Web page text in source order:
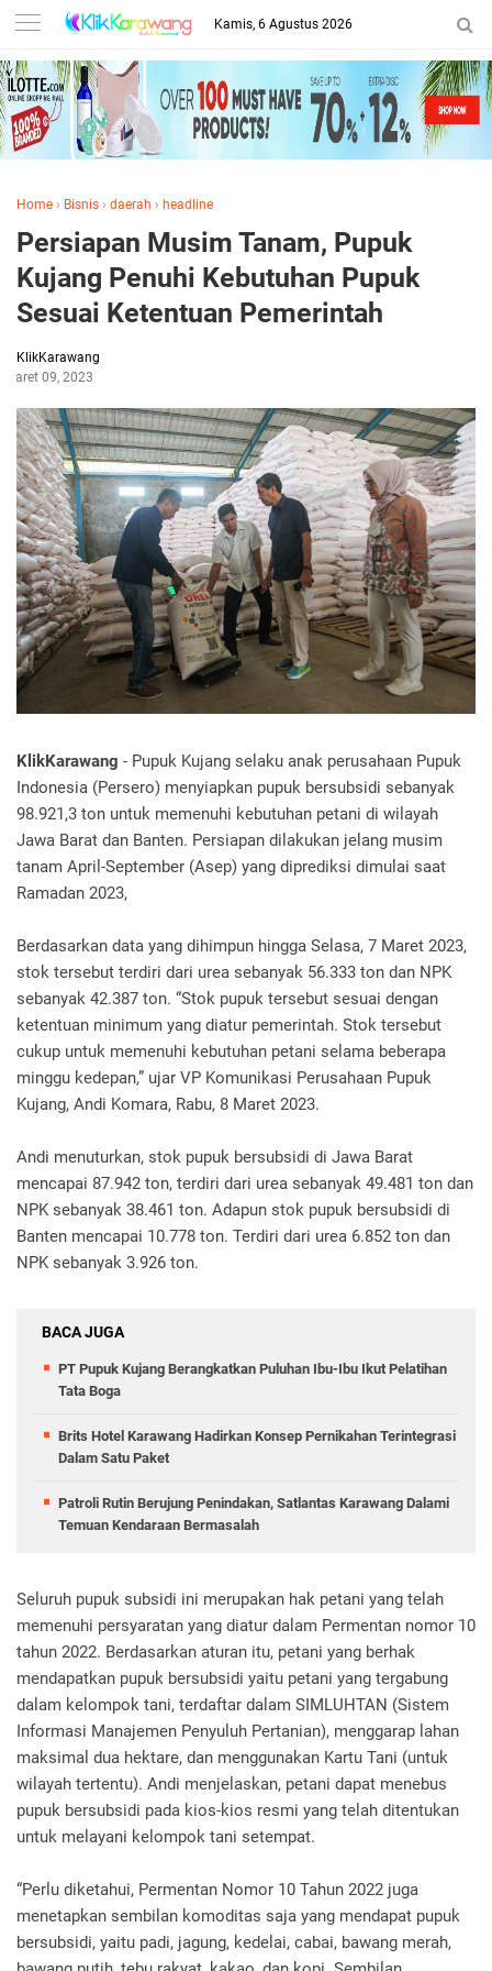
Kamis, 6 Agustus 2026
Home › Bisnis › daerah › headline
Persiapan Musim Tanam, Pupuk
Kujang Penuhi Kebutuhan Pupuk
Sesuai Ketentuan Pemerintah
KlikKarawang
Maret 09, 2023
KlikKarawang - Pupuk Kujang selaku anak perusahaan Pupuk
Indonesia (Persero) menyiapkan pupuk bersubsidi sebanyak
98.921,3 ton untuk memenuhi kebutuhan petani di wilayah
Jawa Barat dan Banten. Persiapan dilakukan jelang musim
tanam April-September (Asep) yang diprediksi dimulai saat
Ramadan 2023,
Berdasarkan data yang dihimpun hingga Selasa, 7 Maret 2023,
stok tersebut terdiri dari urea sebanyak 56.333 ton dan NPK
sebanyak 42.387 ton. “Stok pupuk tersebut sesuai dengan
ketentuan minimum yang diatur pemerintah. Stok tersebut
cukup untuk memenuhi kebutuhan petani selama beberapa
minggu kedepan,” ujar VP Komunikasi Perusahaan Pupuk
Kujang, Andi Komara, Rabu, 8 Maret 2023.
Andi menuturkan, stok pupuk bersubsidi di Jawa Barat
mencapai 87.942 ton, terdiri dari urea sebanyak 49.481 ton dan
NPK sebanyak 38.461 ton. Adapun stok pupuk bersubsidi di
Banten mencapai 10.778 ton. Terdiri dari urea 6.852 ton dan
NPK sebanyak 3.926 ton.
BACA JUGA
PT Pupuk Kujang Berangkatkan Puluhan Ibu-Ibu Ikut Pelatihan
Tata Boga
Brits Hotel Karawang Hadirkan Konsep Pernikahan Terintegrasi
Dalam Satu Paket
Patroli Rutin Berujung Penindakan, Satlantas Karawang Dalami
Temuan Kendaraan Bermasalah
Seluruh pupuk subsidi ini merupakan hak petani yang telah
memenuhi persyaratan yang diatur dalam Permentan nomor 10
tahun 2022. Berdasarkan aturan itu, petani yang berhak
mendapatkan pupuk bersubsidi yaitu petani yang tergabung
dalam kelompok tani, terdaftar dalam SIMLUHTAN (Sistem
Informasi Manajemen Penyuluh Pertanian), menggarap lahan
maksimal dua hektare, dan menggunakan Kartu Tani (untuk
wilayah tertentu). Andi menjelaskan, petani dapat menebus
pupuk bersubsidi pada kios-kios resmi yang telah ditentukan
untuk melayani kelompok tani setempat.
“Perlu diketahui, Permentan Nomor 10 Tahun 2022 juga
menetapkan sembilan komoditas saja yang mendapat pupuk
bersubsidi, yaitu padi, jagung, kedelai, cabai, bawang merah,